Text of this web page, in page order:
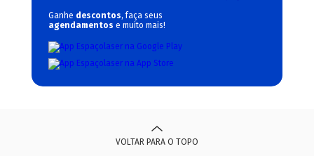
Ganhe descontos, faça seus
agendamentos e muito mais!
VOLTAR PARA O TOPO